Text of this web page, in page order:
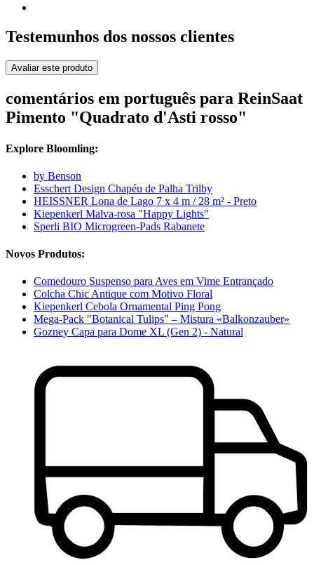
Testemunhos dos nossos clientes
Avaliar este produto
comentários em português para ReinSaat
Pimento "Quadrato d'Asti rosso"
Explore Bloomling:
by Benson
Esschert Design Chapéu de Palha Trilby
HEISSNER Lona de Lago 7 x 4 m / 28 m² - Preto
Kiepenkerl Malva-rosa "Happy Lights"
Sperli BIO Microgreen-Pads Rabanete
Novos Produtos:
Comedouro Suspenso para Aves em Vime Entrançado
Colcha Chic Antique com Motivo Floral
Kiepenkerl Cebola Ornamental Ping Pong
Mega-Pack "Botanical Tulips" – Mistura «Balkonzauber»
Gozney Capa para Dome XL (Gen 2) - Natural